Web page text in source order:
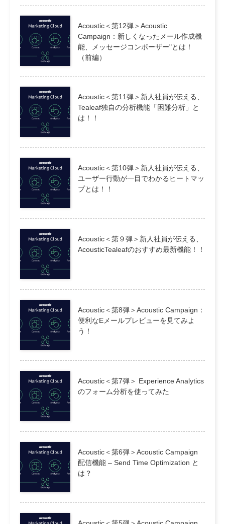
Acoustic＜第12弾＞Acoustic
Campaign：新しくなったメール作成機
能、メッセージコンポーザー"とは！
（前編）
Acoustic＜第11弾＞新人社員が伝える、
Tealeaf独自の分析機能「困難分析」と
は！！
Acoustic＜第10弾＞新人社員が伝える、
ユーザー行動が一目でわかるヒートマッ
プとは！！
Acoustic＜第９弾＞新人社員が伝える、
AcousticTealeafのおすすめ最新機能！！
Acoustic＜第8弾＞Acoustic Campaign：
便利なEメールプレビューを見てみよ
う！
Acoustic＜第7弾＞ Experience Analytics
のフォーム分析を使ってみた
Acoustic＜第6弾＞Acoustic Campaign
配信機能 – Send Time Optimization と
は？